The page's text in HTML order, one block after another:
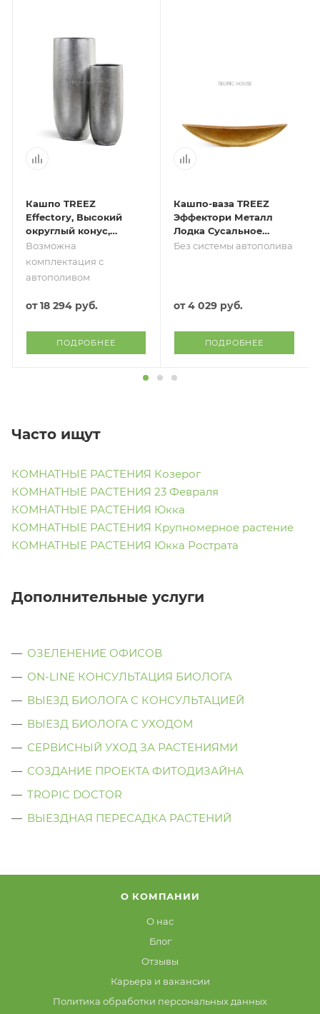
Кашпо TREEZ
Effectory, Высокий
округлый конус,
Серебро
Возможна
комплектация с
автополивом
от18 294 руб.
ПОДРОБНЕЕ
Кашпо-ваза TREEZ
Эффектори Металл
Лодка Сусальное
золото
Без системы автополива
от4 029 руб.
ПОДРОБНЕЕ
Часто ищут
КОМНАТНЫЕ РАСТЕНИЯ Козерог
КОМНАТНЫЕ РАСТЕНИЯ 23 Февраля
КОМНАТНЫЕ РАСТЕНИЯ Юкка
КОМНАТНЫЕ РАСТЕНИЯ Крупномерное растение
КОМНАТНЫЕ РАСТЕНИЯ Юкка Рострата
Дополнительные услуги
ОЗЕЛЕНЕНИЕ ОФИСОВ
ON-LINE КОНСУЛЬТАЦИЯ БИОЛОГА
ВЫЕЗД БИОЛОГА С КОНСУЛЬТАЦИЕЙ
ВЫЕЗД БИОЛОГА C УХОДОМ
СЕРВИСНЫЙ УХОД ЗА РАСТЕНИЯМИ
СОЗДАНИЕ ПРОЕКТА ФИТОДИЗАЙНА
TROPIC DOCTOR
ВЫЕЗДНАЯ ПЕРЕСАДКА РАСТЕНИЙ
О КОМПАНИИ
О нас
Блог
Отзывы
Карьера и вакансии
Политика обработки персональных данных